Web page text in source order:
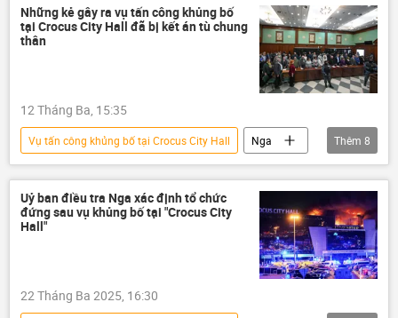
Thế giới
Chính trị
Nga
khủng bố
vụ khủng bố
Những kẻ gây ra vụ tấn công khủng bố
tại Crocus City Hall đã bị kết án tù chung
thân
12 Tháng Ba, 15:35
Vụ tấn công khủng bố tại Crocus City Hall
Nga
Thế giới
Chính trị
khủng bố
vụ khủng bố
Ukraina
Cuộc khủng hoảng ở Ukraina
tù nhân
Thêm 8
Uỷ ban điều tra Nga xác định tổ chức
đứng sau vụ khủng bố tại "Crocus City
Hall"
22 Tháng Ba 2025, 16:30